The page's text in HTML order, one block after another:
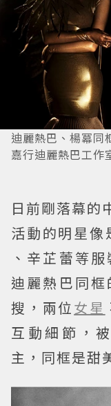
迪麗熱巴、楊冪同
嘉行迪麗熱巴工作
日前剛落幕的
活動的明星像
、辛芷蕾等
迪麗熱巴同
搜，兩位女星
互動細節，
主，同框是甜